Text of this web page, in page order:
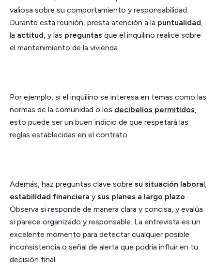
valiosa sobre su comportamiento y responsabilidad.
Durante esta reunión, presta atención a la puntualidad,
la actitud, y las preguntas que el inquilino realice sobre
el mantenimiento de la vivienda.
Por ejemplo, si el inquilino se interesa en temas como las
normas de la comunidad o los decibelios permitidos,
esto puede ser un buen indicio de que respetará las
reglas establecidas en el contrato.
Además, haz preguntas clave sobre su situación laboral,
estabilidad financiera y sus planes a largo plazo.
Observa si responde de manera clara y concisa, y evalúa
si parece organizado y responsable. La entrevista es un
excelente momento para detectar cualquier posible
inconsistencia o señal de alerta que podría influir en tu
decisión final.